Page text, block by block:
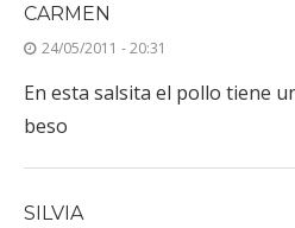
CARMEN
24/05/2011 - 20:31
En esta salsita el pollo tiene
beso
SILVIA